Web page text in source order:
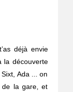
déjà envie
la découverte
Ada ... on
de la gare, et